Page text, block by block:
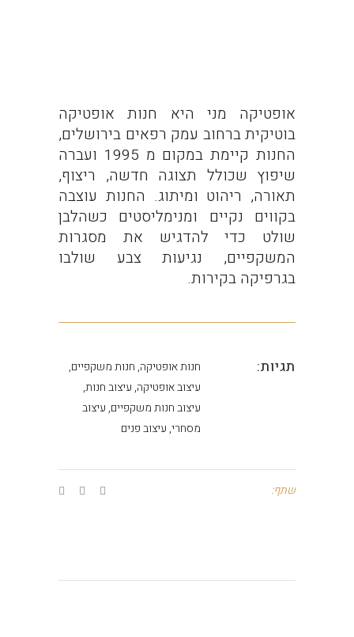
אופטיקה מני היא חנות אופטיקה
בוטיקית ברחוב עמק רפאים בירושלים,
החנות קיימת במקום מ 1995 ועברה
שיפוץ שכולל תצוגה חדשה, ריצוף,
תאורה, ריהוט ומיתוג. החנות עוצבה
בקווים נקיים ומנימליסטים כשהלבן
שולט כדי להדגיש את מסגרות
המשקפיים, נגיעות צבע שולבו
בגרפיקה בקירות.
תגיות:
חנות אופטיקה, חנות משקפיים,
עיצוב אופטיקה, עיצוב חנות,
עיצוב חנות משקפיים, עיצוב
מסחרי, עיצוב פנים
שתף: